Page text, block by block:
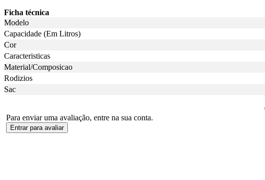
Ficha técnica
Modelo
Capacidade (Em Litros)
Cor
Caracteristicas
Material/Composicao
Rodizios
Sac
Para enviar uma avaliação, entre na sua conta.
Entrar para avaliar